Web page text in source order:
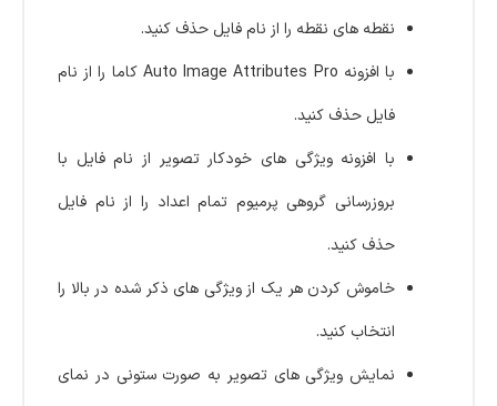
نقطه های نقطه را از نام فایل حذف کنید.
با افزونه Auto Image Attributes Pro کاما را از نام
فایل حذف کنید.
با افزونه ویژگی های خودکار تصویر از نام فایل با
بروزرسانی گروهی پرمیوم تمام اعداد را از نام فایل
حذف کنید.
خاموش کردن هر یک از ویژگی های ذکر شده در بالا را
انتخاب کنید.
نمایش ویژگی های تصویر به صورت ستونی در نمای